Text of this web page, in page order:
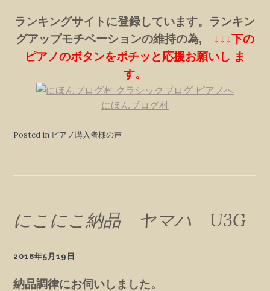
ランキングサイトに登録しています。ランキン
グアップモチベーションの維持の為, ↓↓↓下の
ピアノのボタンをポチッと応援お願いし ま
す。
にほんブログ村
Posted in ピアノ購入者様の声
にこにこ納品 ヤマハ U3G
2018年5月19日
納品調律にお伺いしました。